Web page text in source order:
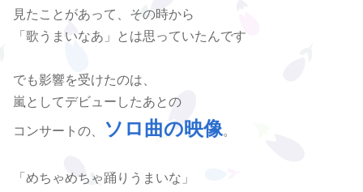
見たことがあって、その時から
「歌うまいなあ」とは思っていたんです
でも影響を受けたのは、
嵐としてデビューしたあとの
コンサートの、 ソロ曲の映像。
「めちゃめちゃ踊りうまいな」